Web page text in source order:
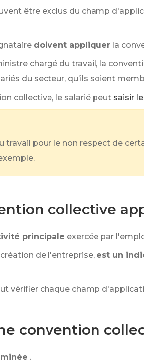
être exclus du champ
doivent appliquer la
chargé du travail, la
du secteur, qu’ils soient
collective, le salarié peut saisir
pour le non respect de
collective
principale exercée par
de l'entreprise, est un
vérifier chaque champ
convention
.